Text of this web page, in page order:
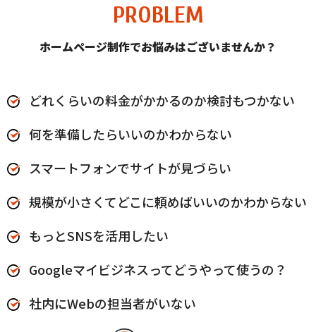
PROBLEM
ホームページ制作でお悩みはございませんか？
どれくらいの料金がかかるのか検討もつかない
何を準備したらいいのかわからない
スマートフォンでサイトが見づらい
規模が小さくてどこに頼めばいいのかわからない
もっとSNSを活用したい
Googleマイビジネスってどうやって使うの？
社内にWebの担当者がいない